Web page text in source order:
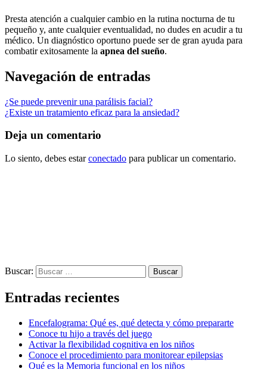
Presta atención a cualquier cambio en la rutina nocturna de tu
pequeño y, ante cualquier eventualidad, no dudes en acudir a tu
médico. Un diagnóstico oportuno puede ser de gran ayuda para
combatir exitosamente la apnea del sueño.
Navegación de entradas
¿Se puede prevenir una parálisis facial?
¿Existe un tratamiento eficaz para la ansiedad?
Deja un comentario
Lo siento, debes estarconectado para publicar un comentario.
Buscar:
Entradas recientes
Encefalograma: Qué es, qué detecta y cómo prepararte
Conoce tu hijo a través del juego
Activar la flexibilidad cognitiva en los niños
Conoce el procedimiento para monitorear epilepsias
Qué es la Memoria funcional en los niños